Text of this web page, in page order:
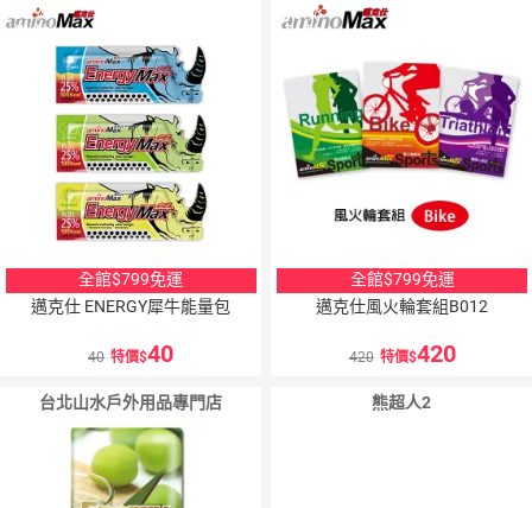
10％
點數
全館$799免運
邁克仕 ENERGY犀牛能量包
40 特價 40
10％
點數
全館$799免運
邁克仕風火輪套組B012
420 特價 420
台北山水戶外用品專門店 熊超人2